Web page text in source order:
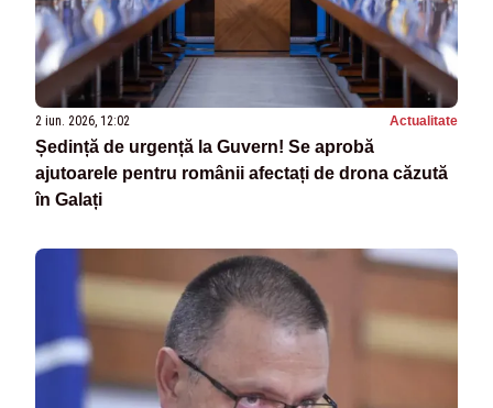
2 iun. 2026, 12:02 Actualitate
Ședință de urgență la Guvern! Se aprobă
ajutoarele pentru românii afectați de drona căzută
în Galați